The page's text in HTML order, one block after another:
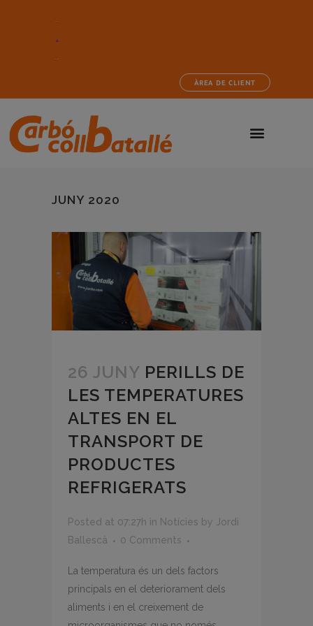
ÀREA DE CLIENT
JUNY 2020
26 JUNY PERILLS DE
LES TEMPERATURES
ALTES EN EL
TRANSPORT DE
PRODUCTES
REFRIGERATS
Posted at 07:27h in Notícies by Jordi
Ballescà
0 Comments
La temperatura és un dels factors
principals en el deteriorament dels
aliments i en el creixement de